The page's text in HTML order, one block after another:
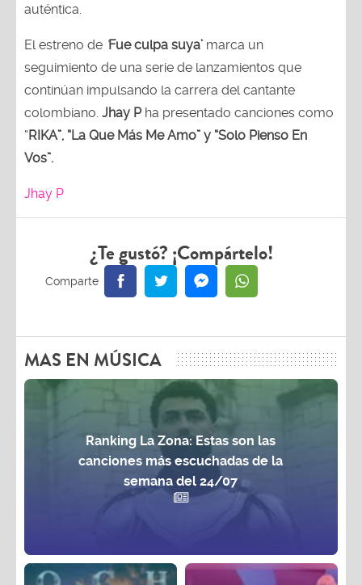
auténtica.
El estreno de Fue culpa suya’ marca un
seguimiento de una serie de lanzamientos que
continúan impulsando la carrera del cantante
colombiano. Jhay Pha presentado canciones como
“RIKA”, “La Que Más Me Amo” y “Solo Pienso En
Vos”.
Jhay P
¿Te gustó? ¡Compártelo!
MAS EN MÚSICA
Ranking La Zona: Estas son las
canciones más escuchadas de la
semana del 24/07